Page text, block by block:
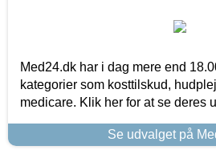
Med24.dk har i dag mere end
kategorier som kosttilskud,
medicare. Klik her for at se deres
Se udvalget på